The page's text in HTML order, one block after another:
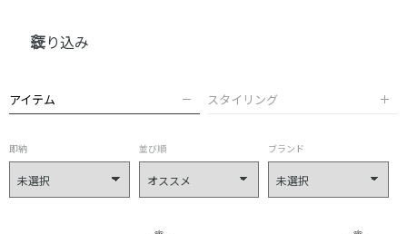
絞り込み
アイテム スタイリング
即納 並び順 ブランド